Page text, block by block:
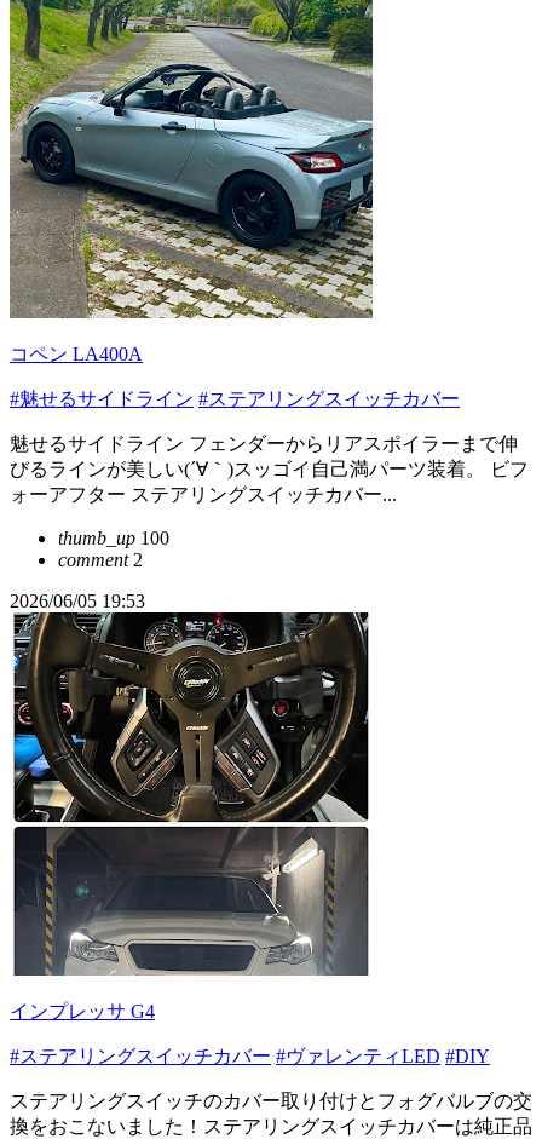
コペン LA400A
#魅せるサイドライン #ステアリングスイッチカバー
魅せるサイドライン フェンダーからリアスポイラーまで伸
びるラインが美しい(´∀｀)スッゴイ自己満パーツ装着。 ビフ
ォーアフター ステアリングスイッチカバー...
thumb_up 100
comment2
2026/06/05 19:53
インプレッサ G4
#ステアリングスイッチカバー #ヴァレンティLED #DIY
ステアリングスイッチのカバー取り付けとフォグバルブの交
換をおこないました！ステアリングスイッチカバーは純正品